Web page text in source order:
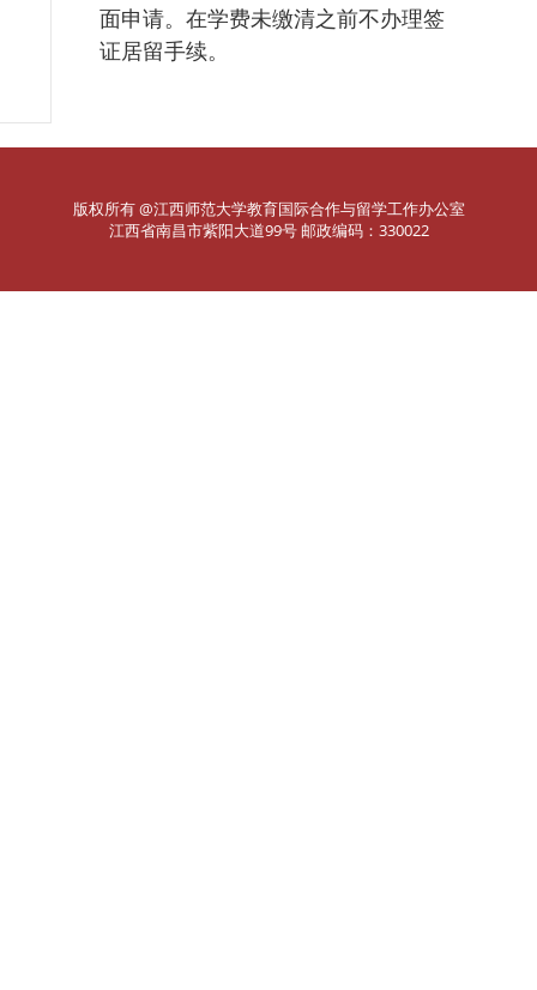
面申请。在学费未缴清之前不办理签
证居留手续。
版权所有 @江西师范大学教育国际合作与留学工作办公室
江西省南昌市紫阳大道99号 邮政编码：330022